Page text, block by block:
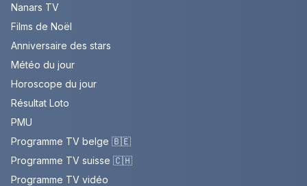
Nanars TV
Films de Noël
Anniversaire des stars
Météo du jour
Horoscope du jour
Résultat Loto
PMU
Programme TV belge 🇧🇪
Programme TV suisse 🇨🇭
Programme TV vidéo